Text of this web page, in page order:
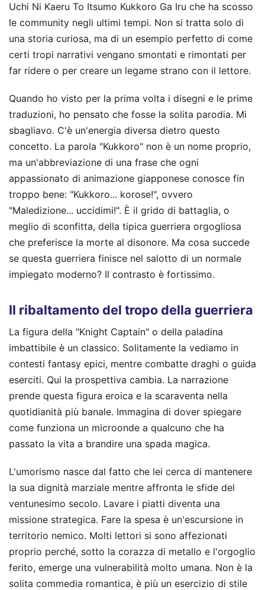
Uchi Ni Kaeru To Itsumo Kukkoro Ga Iru che ha scosso
le community negli ultimi tempi. Non si tratta solo di
una storia curiosa, ma di un esempio perfetto di come
certi tropi narrativi vengano smontati e rimontati per
far ridere o per creare un legame strano con il lettore.
Quando ho visto per la prima volta i disegni e le prime
traduzioni, ho pensato che fosse la solita parodia. Mi
sbagliavo. C'è un'energia diversa dietro questo
concetto. La parola "Kukkoro" non è un nome proprio,
ma un'abbreviazione di una frase che ogni
appassionato di animazione giapponese conosce fin
troppo bene: "Kukkoro... korose!", ovvero
"Maledizione... uccidimi!". È il grido di battaglia, o
meglio di sconfitta, della tipica guerriera orgogliosa
che preferisce la morte al disonore. Ma cosa succede
se questa guerriera finisce nel salotto di un normale
impiegato moderno? Il contrasto è fortissimo.
Il ribaltamento del tropo della guerriera
La figura della "Knight Captain" o della paladina
imbattibile è un classico. Solitamente la vediamo in
contesti fantasy epici, mentre combatte draghi o guida
eserciti. Qui la prospettiva cambia. La narrazione
prende questa figura eroica e la scaraventa nella
quotidianità più banale. Immagina di dover spiegare
come funziona un microonde a qualcuno che ha
passato la vita a brandire una spada magica.
L'umorismo nasce dal fatto che lei cerca di mantenere
la sua dignità marziale mentre affronta le sfide del
ventunesimo secolo. Lavare i piatti diventa una
missione strategica. Fare la spesa è un'escursione in
territorio nemico. Molti lettori si sono affezionati
proprio perché, sotto la corazza di metallo e l'orgoglio
ferito, emerge una vulnerabilità molto umana. Non è la
solita commedia romantica, è più un esercizio di stile